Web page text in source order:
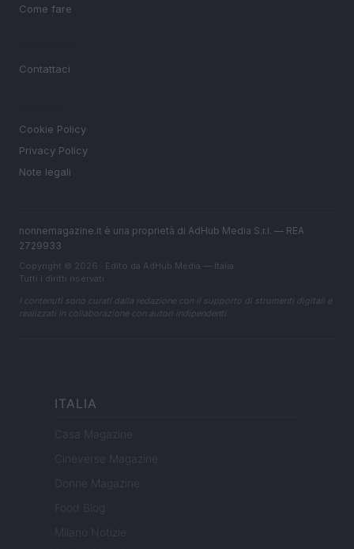
Come fare
Contattaci
Cookie Policy
Privacy Policy
Note legali
nonnemagazine.it è una proprietà di AdHub Media S.r.l. — REA
2729933
Copyright © 2026 · Edito da AdHub Media — Italia
Tutti i diritti riservati
I contenuti sono curati dalla redazione con il supporto di strumenti digitali e
realizzati in collaborazione con autori indipendenti.
ITALIA
Casa Magazine
Cineverse Magazine
Donne Magazine
Food Blog
Milano Notizie